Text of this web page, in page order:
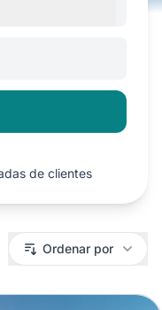
de clientes
Ordenar por